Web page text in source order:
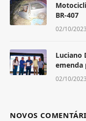
BR-407
02/10/2023
Luciano
emenda
02/10/2023
NOVOS